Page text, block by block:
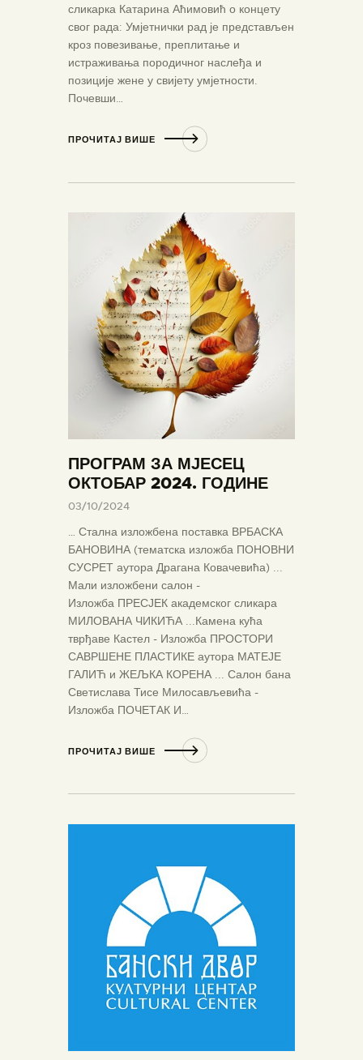
сликарка Катарина Аћимовић о концету
свог рада: Умјетнички рад је представљен
кроз повезивање, преплитање и
истраживања породичног наслеђа и
позиције жене у свијету умјетности.
Почевши…
ПРОЧИТАЈ ВИШЕ
ПРОГРАМ ЗА МЈЕСЕЦ
ОКТОБАР 2024. ГОДИНЕ
03/10/2024
… Стална изложбена поставка ВРБАСКА
БАНОВИНА (тематска изложба ПОНОВНИ
СУСРЕТ аутора Драгана Ковачевића) ...
Мали изложбени салон -
Изложба ПРЕСЈЕК академског сликара
МИЛОВАНА ЧИКИЋА ...Камена кућа
тврђаве Кастел - Изложба ПРОСТОРИ
САВРШЕНЕ ПЛАСТИКЕ аутора МАТЕЈЕ
ГАЛИЋ и ЖЕЉКА КОРЕНА ... Салон бана
Светислава Тисе Милосављевића -
Изложба ПОЧЕТАК И…
ПРОЧИТАЈ ВИШЕ